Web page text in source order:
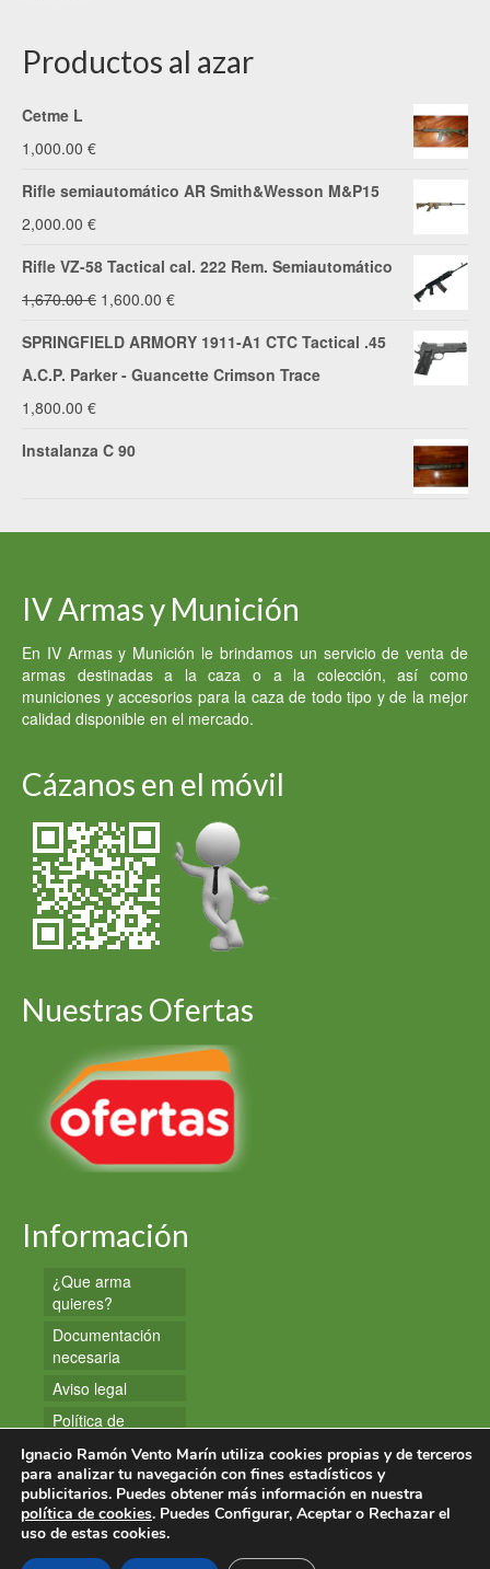
Productos al azar
Cetme L
1,000.00 €
Rifle semiautomático AR Smith&Wesson M&P15
2,000.00 €
Rifle VZ-58 Tactical cal. 222 Rem. Semiautomático
1,670.00€ El
precio
original
1,600.00 €El
precio
SPRINGFIELD ARMORY 1911-A1 CTC Tactical .45
A.C.P. Parker - Guancette Crimson Trace
1,800.00 €
Instalanza C 90
IV Armas y Munición
En IV Armas y Munición le brindamos un servicio de venta de
armas destinadas a la caza o a la colección, así como
municiones y accesorios para la caza de todo tipo y de la mejor
calidad disponible en el mercado.
Cázanos en el móvil
Nuestras Ofertas
Información
¿Que arma
quieres?
Documentación
necesaria
Aviso legal
Política de
privacidad
Política de
cookies
Ignacio Ramón Vento Marín utiliza cookies propias y de terceros
para analizar tu navegación con fines estadísticos y
publicitarios. Puedes obtener más información en nuestra
política de cookies. Puedes Configurar, Aceptar o Rechazar el
uso de estas cookies.